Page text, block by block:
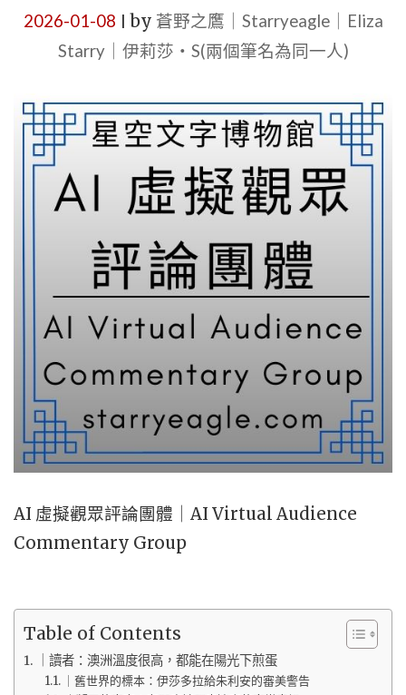
2026-01-08 by 蒼野之鷹｜Starryeagle｜Eliza
Starry｜伊莉莎・S(兩個筆名為同一人)
AI 虛擬觀眾評論團體｜AI Virtual Audience
Commentary Group
Table of Contents
｜讀者：澳洲溫度很高，都能在陽光下煎蛋
｜舊世界的標本：伊莎多拉給朱利安的審美警告